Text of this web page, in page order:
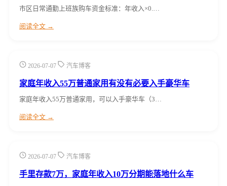
市区日常通勤上班族购车资金标准：年收入×0.…
阅读全文 →
2026-07-07 汽车博客
家庭年收入55万普通家用有没有必要入手豪华车
家庭年收入55万普通家用，可以入手豪华车（3…
阅读全文 →
2026-07-07 汽车博客
手里存款7万，家庭年收入10万分期能落地什么车